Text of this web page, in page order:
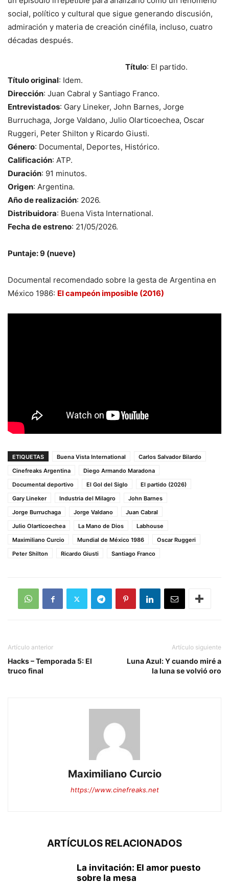
social, político y cultural que sigue generando discusión,
admiración y materia de creación cinéfila, incluso, cuatro
décadas después.
Título: El partido.
Título original: Idem.
Dirección: Juan Cabral y Santiago Franco.
Entrevistados: Gary Lineker, John Barnes, Jorge
Burruchaga, Jorge Valdano, Julio Olarticoechea, Oscar
Ruggeri, Peter Shilton y Ricardo Giusti.
Género: Documental, Deportes, Histórico.
Calificación: ATP.
Duración: 91 minutos.
Origen: Argentina.
Año de realización: 2026.
Distribuidora: Buena Vista International.
Fecha de estreno: 21/05/2026.
Puntaje: 9 (nueve)
Documental recomendado sobre la gesta de Argentina en
México 1986: El campeón imposible (2016)
ETIQUETAS Buena Vista International
Carlos Salvador Bilardo
Cinefreaks Argentina
Diego Armando Maradona
Documental deportivo
El Gol del Siglo
El partido (2026)
Gary Lineker
Industria del Milagro
John Barnes
Jorge Burruchaga
Jorge Valdano
Juan Cabral
Julio Olarticoechea
La Mano de Dios
Labhouse
Maximiliano Curcio
Mundial de México 1986
Oscar Ruggeri
Peter Shilton
Ricardo Giusti Santiago Franco
Artículo anterior
Hacks – Temporada 5: El
truco final
Artículo siguiente
Luna Azul: Y cuando miré a
la luna se volvió oro
Maximiliano Curcio
https://www.cinefreaks.net
ARTÍCULOS RELACIONADOS
La invitación: El amor puesto
sobre la mesa